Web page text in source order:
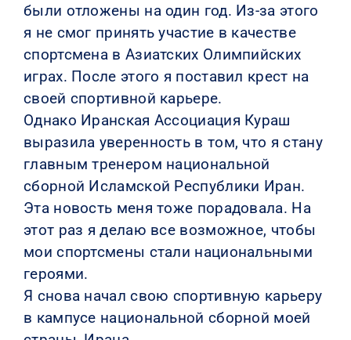
были отложены на один год. Из-за этого
я не смог принять участие в качестве
спортсмена в Азиатских Олимпийских
играх. После этого я поставил крест на
своей спортивной карьере.
Однако Иранская Ассоциация Кураш
выразила уверенность в том, что я стану
главным тренером национальной
сборной Исламской Республики Иран.
Эта новость меня тоже порадовала. На
этот раз я делаю все возможное, чтобы
мои спортсмены стали национальными
героями.
Я снова начал свою спортивную карьеру
в кампусе национальной сборной моей